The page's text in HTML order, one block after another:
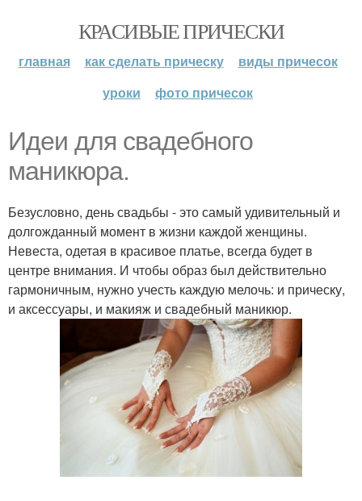
КРАСИВЫЕ ПРИЧЕСКИ
главная как сделать прическу
виды причесок
уроки
фото причесок
Идеи для свадебного
маникюра.
Безусловно, день свадьбы - это самый удивительный и
долгожданный момент в жизни каждой женщины.
Невеста, одетая в красивое платье, всегда будет в
центре внимания. И чтобы образ был действительно
гармоничным, нужно учесть каждую мелочь: и прическу,
и аксессуары, и макияж и свадебный маникюр.